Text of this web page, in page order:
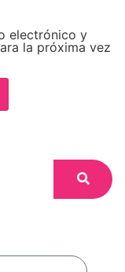
electrónico y
la próxima vez